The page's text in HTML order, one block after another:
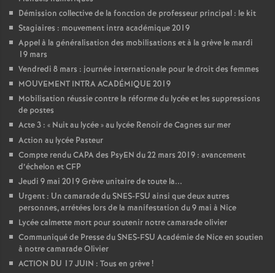
Démission collective de la fonction de professeur principal : le kit
Stagiaires : mouvement intra académique 2019
Appel à la généralisation des mobilisations et à la grève le mardi
19 mars
Vendredi 8 mars : journée internationale pour le droit des femmes
MOUVEMENT INTRA ACADÉMIQUE 2019
Mobilisation réussie contre la réforme du lycée et les suppressions
de postes
Acte 3 : « Nuit au lycée» au lycée Renoir de Cagnes sur mer
Action au lycée Pasteur
Compte rendu CAPA des PsyEN du 22 mars 2019 : avancement
d’échelon et CFP
Jeudi 9 mai 2019 Grève unitaire de toute la...
Urgent : Un camarade du SNES-FSU ainsi que deux autres
personnes, arrétées lors de la manifestation du 9 mai à Nice
Lycée calmette mort pour soutenir notre camarade olivier
Communiqué de Presse du SNES-FSU Académie de Nice en soutien
à notre camarade Olivier
ACTION DU 17 JUIN : Tous en grève!